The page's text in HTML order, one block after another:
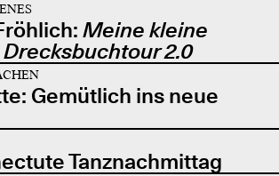
Meine kleine
2.0
Gemütlich ins neue
Tanznachmittag